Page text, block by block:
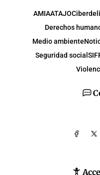
AMIAATAJO
Derechos
Medio ambiente
Seguridad social